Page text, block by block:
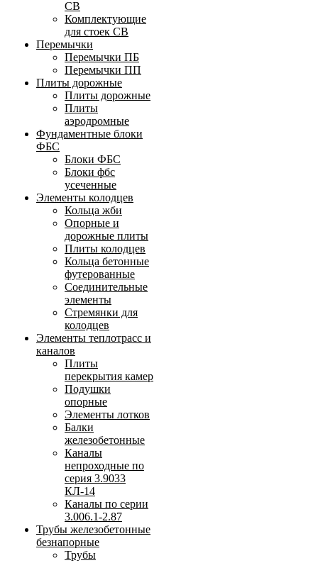
СВ
Комплектующие
для стоек СВ
Перемычки
Перемычки ПБ
Перемычки ПП
Плиты дорожные
Плиты дорожные
Плиты
аэродромные
Фундаментные блоки
ФБС
Блоки ФБС
Блоки фбс
усеченные
Элементы колодцев
Кольца жби
Опорные и
дорожные плиты
Плиты колодцев
Кольца бетонные
футерованные
Соединительные
элементы
Стремянки для
колодцев
Элементы теплотрасс и
каналов
Плиты
перекрытия камер
Подушки
опорные
Элементы лотков
Балки
железобетонные
Каналы
непроходные по
серия 3.9033
КЛ-14
Каналы по серии
3.006.1-2.87
Трубы железобетонные
безнапорные
Трубы